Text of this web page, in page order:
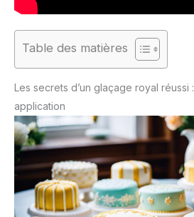
Table des matières
Les secrets d’un glaçage royal réussi
application